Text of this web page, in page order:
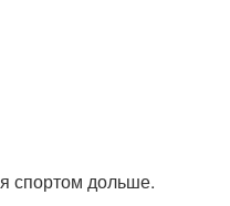
спортом дольше.